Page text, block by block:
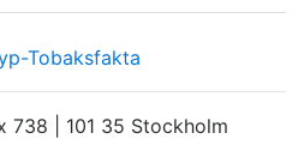
738 | 101 35 Stockholm